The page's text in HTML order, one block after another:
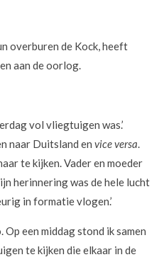
overburen de Kock, heeft
aan de oorlog.
vol vliegtuigen was.’
naar Duitsland en vice versa.
te kijken. Vader en moeder
herinnering was de hele lucht
in formatie vlogen.’
Op een middag stond ik samen
te kijken die elkaar in de